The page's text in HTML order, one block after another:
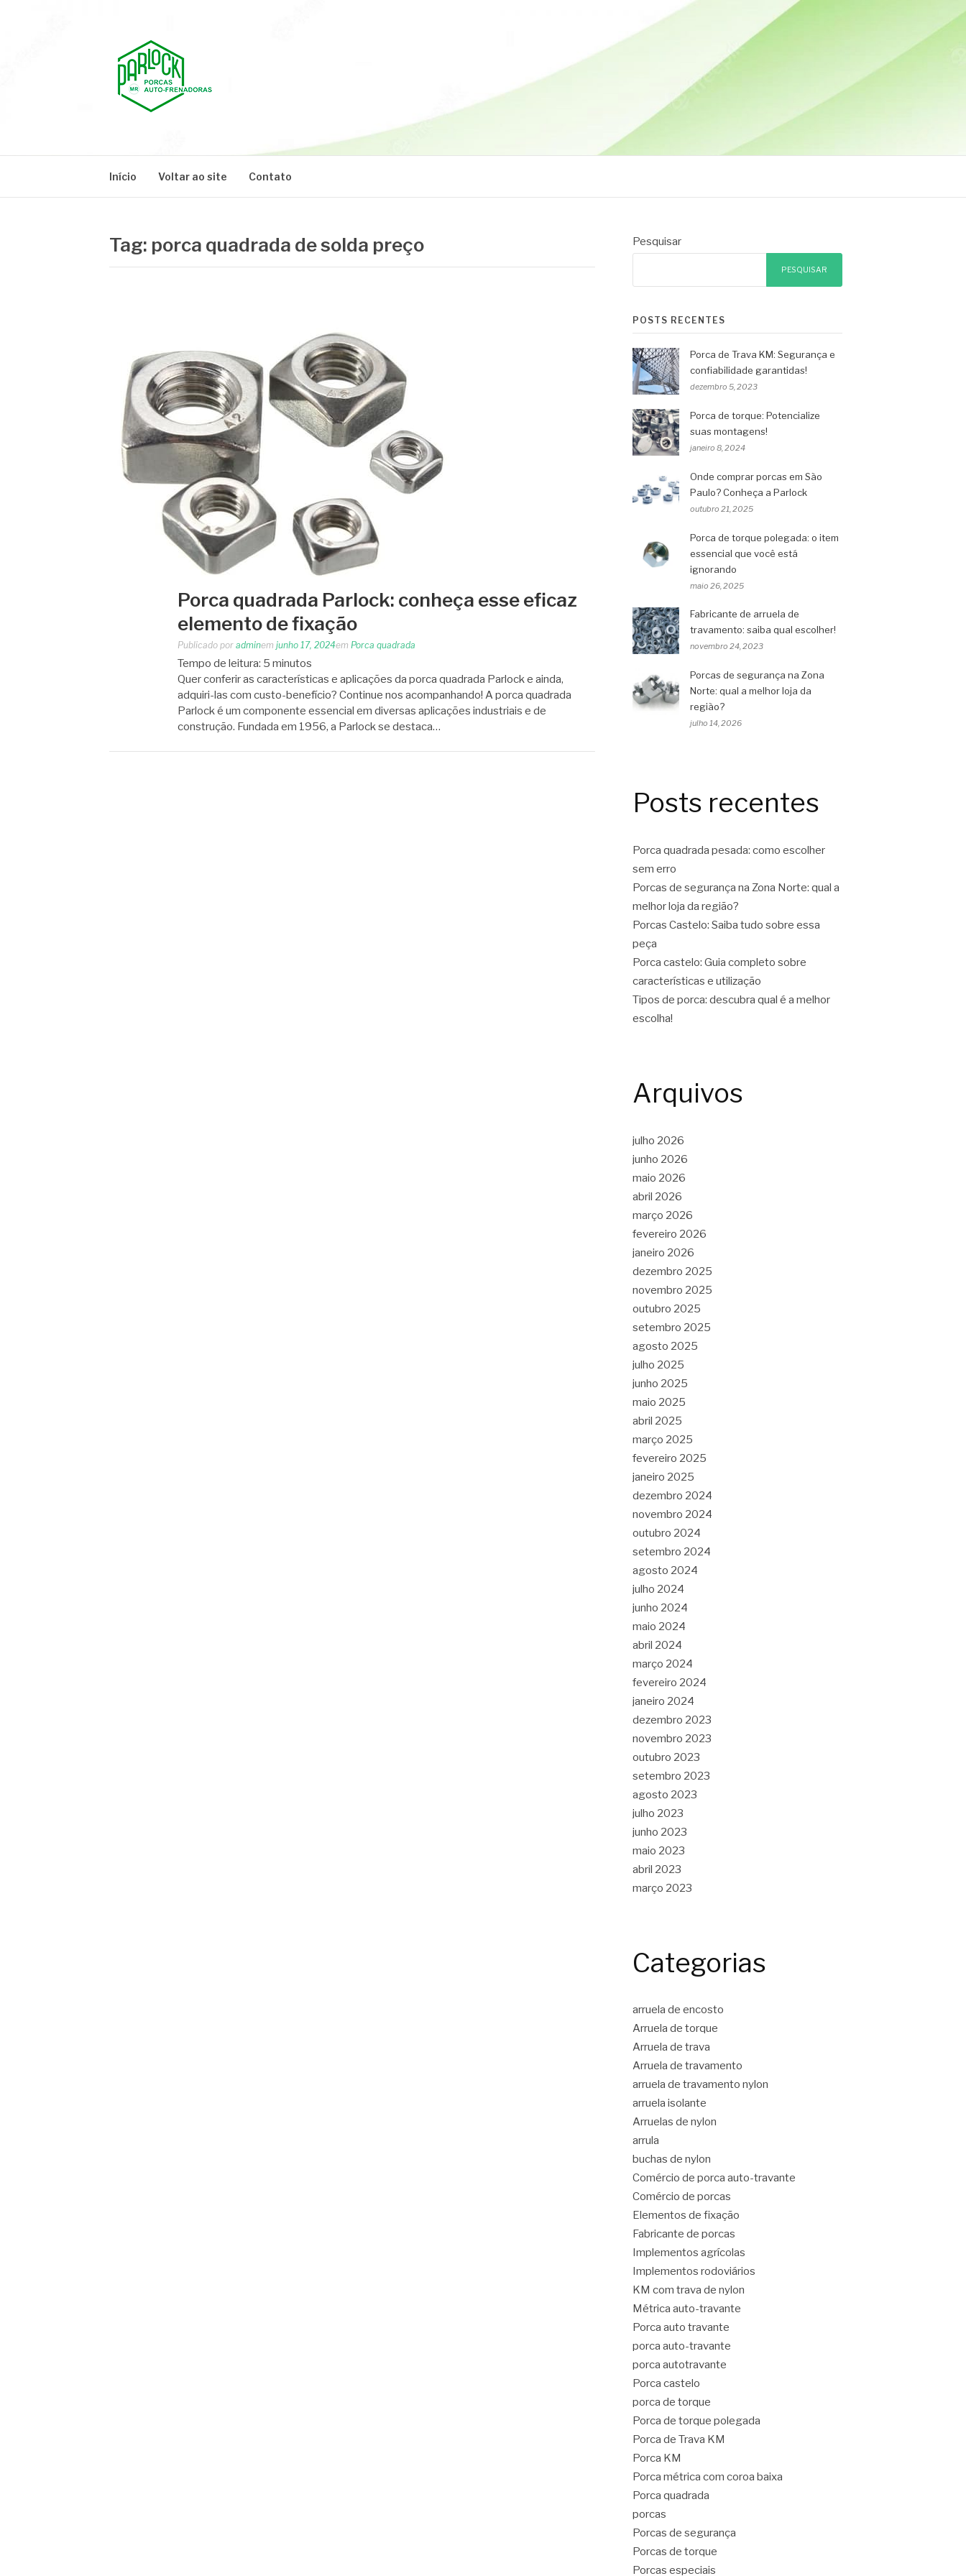
Início Voltar ao site Contato
Tag: porca quadrada de solda preço
Porca quadrada Parlock: conheça esse eficaz
elemento de fixação
Publicado por adminem junho 17, 2024em Porca quadrada
Tempo de leitura: 5 minutos
Quer conferir as características e aplicações da porca quadrada Parlock e ainda,
adquiri-las com custo-benefício? Continue nos acompanhando! A porca quadrada
Parlock é um componente essencial em diversas aplicações industriais e de
construção. Fundada em 1956, a Parlock se destaca…
Pesquisar
PESQUISAR
POSTS RECENTES
Porca de Trava KM: Segurança e
confiabilidade garantidas!
dezembro 5, 2023
Porca de torque: Potencialize
suas montagens!
janeiro 8, 2024
Onde comprar porcas em São
Paulo? Conheça a Parlock
outubro 21, 2025
Porca de torque polegada: o item
essencial que você está
ignorando
maio 26, 2025
Fabricante de arruela de
travamento: saiba qual escolher!
novembro 24, 2023
Porcas de segurança na Zona
Norte: qual a melhor loja da
região?
julho 14, 2026
Posts recentes
Porca quadrada pesada: como escolher
sem erro
Porcas de segurança na Zona Norte: qual a
melhor loja da região?
Porcas Castelo: Saiba tudo sobre essa
peça
Porca castelo: Guia completo sobre
características e utilização
Tipos de porca: descubra qual é a melhor
escolha!
Arquivos
julho 2026
junho 2026
maio 2026
abril 2026
março 2026
fevereiro 2026
janeiro 2026
dezembro 2025
novembro 2025
outubro 2025
setembro 2025
agosto 2025
julho 2025
junho 2025
maio 2025
abril 2025
março 2025
fevereiro 2025
janeiro 2025
dezembro 2024
novembro 2024
outubro 2024
setembro 2024
agosto 2024
julho 2024
junho 2024
maio 2024
abril 2024
março 2024
fevereiro 2024
janeiro 2024
dezembro 2023
novembro 2023
outubro 2023
setembro 2023
agosto 2023
julho 2023
junho 2023
maio 2023
abril 2023
março 2023
Categorias
arruela de encosto
Arruela de torque
Arruela de trava
Arruela de travamento
arruela de travamento nylon
arruela isolante
Arruelas de nylon
arrula
buchas de nylon
Comércio de porca auto-travante
Comércio de porcas
Elementos de fixação
Fabricante de porcas
Implementos agrícolas
Implementos rodoviários
KM com trava de nylon
Métrica auto-travante
Porca auto travante
porca auto-travante
porca autotravante
Porca castelo
porca de torque
Porca de torque polegada
Porca de Trava KM
Porca KM
Porca métrica com coroa baixa
Porca quadrada
porcas
Porcas de segurança
Porcas de torque
Porcas especiais